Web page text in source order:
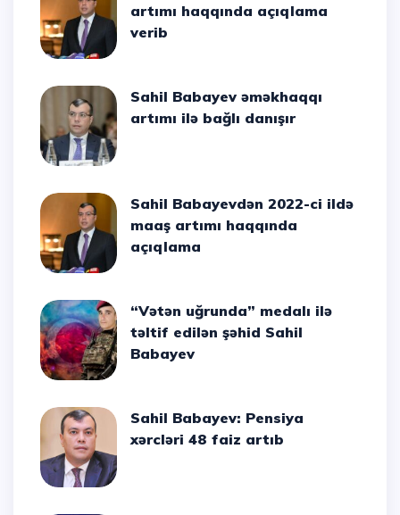
artımı haqqında açıqlama
verib
Sahil Babayev əməkhaqqı
artımı ilə bağlı danışır
Sahil Babayevdən 2022-ci ildə
maaş artımı haqqında
açıqlama
“Vətən uğrunda” medalı ilə
təltif edilən şəhid Sahil
Babayev
Sahil Babayev: Pensiya
xərcləri 48 faiz artıb